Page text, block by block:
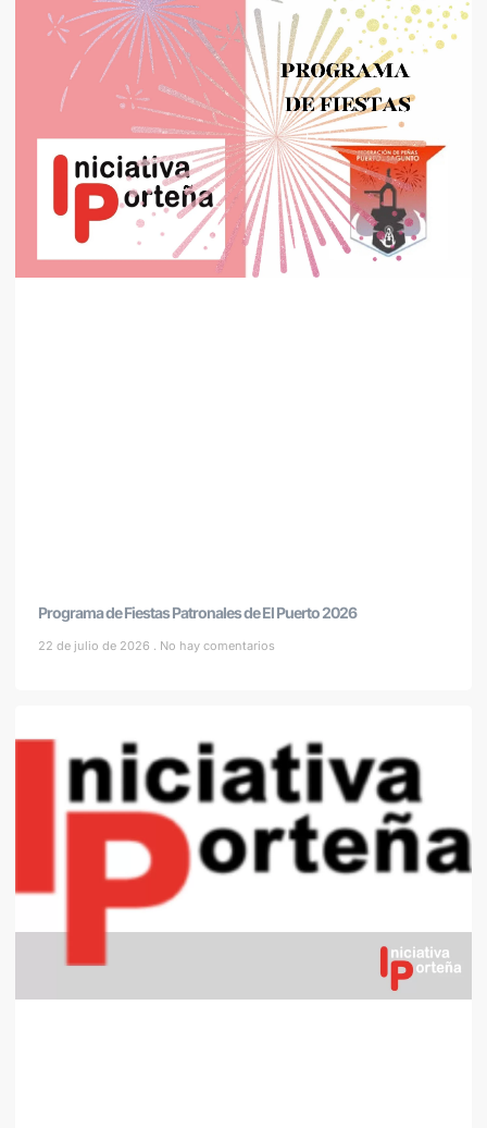
Programa de Fiestas Patronales de El Puerto 2026
22 de julio de 2026 No hay comentarios